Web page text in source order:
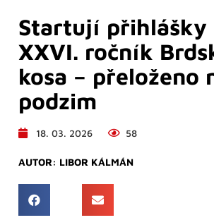
Startují přihlášky
XXVI. ročník
kosa – přeloženo
podzim
18. 03. 2026 58
AUTOR: LIBOR KÁLMÁN